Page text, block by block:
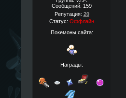
Сообщений: 159
Репутация: 20
Статус: Оффлайн
Покемоны сайта:
Награды: